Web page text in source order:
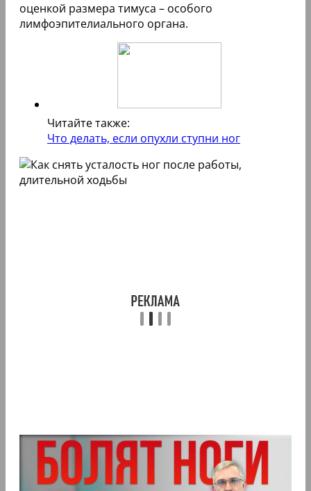
оценкой размера тимуса – особого
лимфоэпителиального органа.
Читайте также:
Что делать, если опухли ступни ног